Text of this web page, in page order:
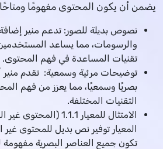
يضمن أن يكون المحتوى مفهومًا
نصوص بديلة للصور: تدعم منير
والرسومات، مما يساعد
تقنيات المساعدة في فهم المحتوى.
توضيحات مرئية وسمعية: تقدم
بصريًا وسمعيًا، مما يعزز من فهم
التقنيات المختلفة.
الامتثال للمعيار 1.1.1
المعيار توفير نص بديل للمحتوى
تكون جميع العناصر البصرية